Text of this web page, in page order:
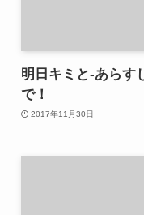
明日キミと-あらす
で！
2017年11月30日